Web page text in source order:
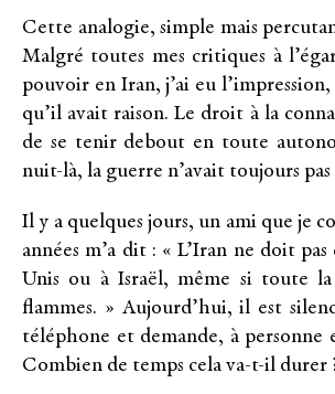
Cette analogie, simple mais
Malgré toutes mes critiques à
pouvoir en Iran, j’ai eu
qu’il avait raison. Le droit à la
de se tenir debout en toute
nuit-là, la guerre n’avait toujours pas
Il y a quelques jours, un ami que je
années m’a dit : « L’Iran ne doit
Unis ou à Israël, même si toute
flammes. » Aujourd’hui, il est
téléphone et demande, à personne
Combien de temps cela va-t-il durer